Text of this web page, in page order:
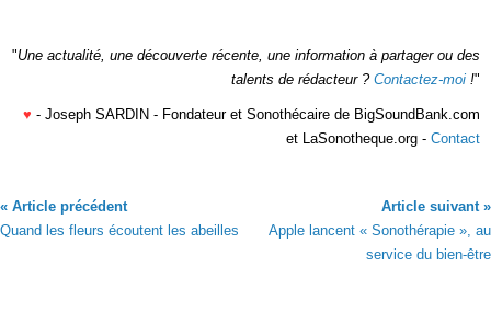
"Une actualité, une découverte récente, une information à partager ou des
talents de rédacteur ? Contactez-moi !"
♥ - Joseph SARDIN - Fondateur et Sonothécaire de BigSoundBank.com
et LaSonotheque.org - Contact
« Article précédent
Quand les fleurs écoutent les abeilles
Article suivant »
Apple lancent « Sonothérapie », au
service du bien-être